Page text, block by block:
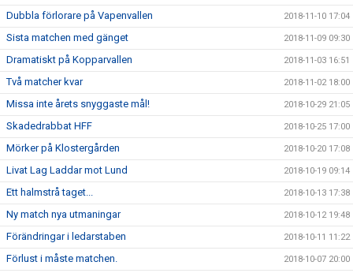
Dubbla förlorare på Vapenvallen 2018-11-10 17:04
Sista matchen med gänget 2018-11-09 09:30
Dramatiskt på Kopparvallen 2018-11-03 16:51
Två matcher kvar 2018-11-02 18:00
Missa inte årets snyggaste mål! 2018-10-29 21:05
Skadedrabbat HFF 2018-10-25 17:00
Mörker på Klostergården 2018-10-20 17:08
Livat Lag Laddar mot Lund 2018-10-19 09:14
Ett halmstrå taget... 2018-10-13 17:38
Ny match nya utmaningar 2018-10-12 19:48
Förändringar i ledarstaben 2018-10-11 11:22
Förlust i måste matchen. 2018-10-07 20:00